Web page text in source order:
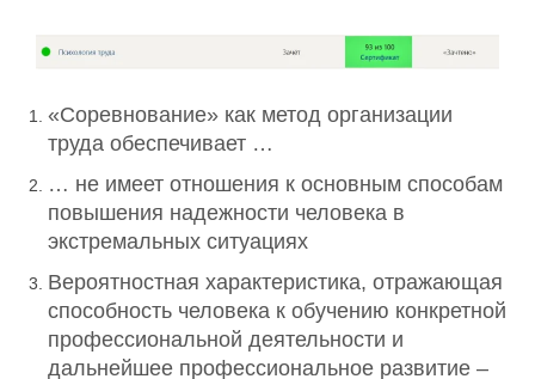
«Соревнование» как метод организации
труда обеспечивает …
… не имеет отношения к основным способам
повышения надежности человека в
экстремальных ситуациях
Вероятностная характеристика, отражающая
способность человека к обучению конкретной
профессиональной деятельности и
дальнейшее профессиональное развитие –